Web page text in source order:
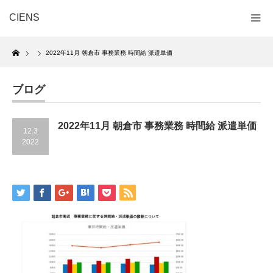
CIENS
Home
2022年11月 朝倉市 事務業務 時間給 派遣単価
ブログ
12.3
2022
2022年11月 朝倉市 事務業務 時間給 派遣単価